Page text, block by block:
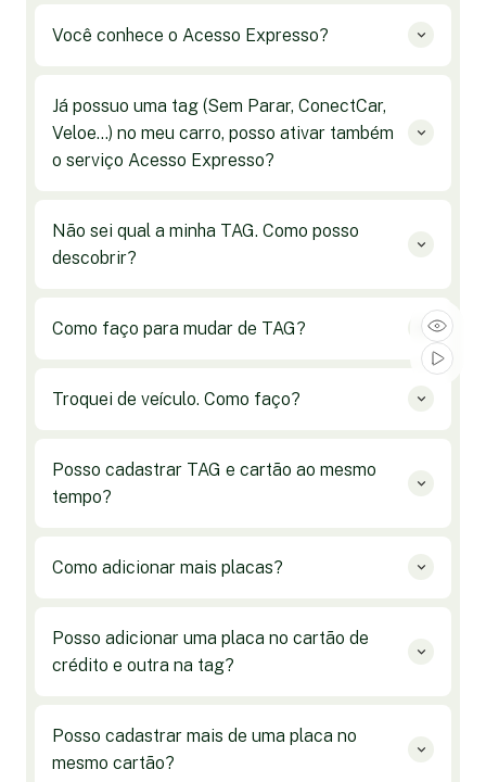
Você conhece o Acesso Expresso?
Já possuo uma tag (Sem Parar, ConectCar,
Veloe...) no meu carro, posso ativar também
o serviço Acesso Expresso?
Não sei qual a minha TAG. Como posso
descobrir?
Como faço para mudar de TAG?
Troquei de veículo. Como faço?
Posso cadastrar TAG e cartão ao mesmo
tempo?
Como adicionar mais placas?
Posso adicionar uma placa no cartão de
crédito e outra na tag?
Posso cadastrar mais de uma placa no
mesmo cartão?